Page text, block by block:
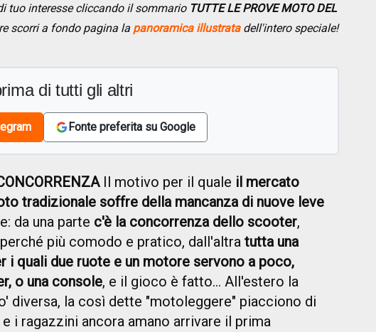
tuo interesse cliccando il sommario TUTTE LE PROVE MOTO DEL
scorri a fondo pagina la panoramica illustratadell'intero speciale!
di tutti gli altri
Fonte preferita su Google
Il motivo per il quale il mercato
tradizionale soffre della mancanza di nuove leve
da una parte c'è la concorrenza dello scooter,
più comodo e pratico, dall'altra tutta una
i quali due ruote e un motore servono a poco,
o una console, e il gioco è fatto... All'estero la
diversa, la così dette "motoleggere" piacciono di
i ragazzini ancora amano arrivare il prima